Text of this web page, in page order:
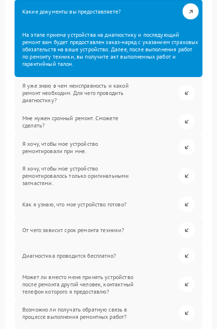
Какие документы вы предоставляете?
На этапе приема устройства на диагностику и последующий
ремонт вам будет предоставлен заказ-наряд с указанием страховых
обязательств на ваше устройство. Далее, после выполнения работ
по ремонту техники, вы получите акт выполненных работ и
гарантийный талон.
Я уже знаю в чем неисправность и какой
ремонт необходим. Для чего проводить
диагностику?
Мне нужен срочный ремонт. Сможете
сделать?
Я хочу, чтобы мое устройство
ремонтировали при мне.
Я хочу, чтобы мое устройство
ремонтировалось только оригинальными
запчастями.
Как я узнаю, что мое устройство готово?
От чего зависит срок ремонта техники?
Диагностика проводится бесплатно?
Может ли вместо меня принять устройство
после ремонта другой человек, контактный
телефон которого я предоставлю?
Возможно ли получать обратную связь в
процессе выполнения ремонтных работ?